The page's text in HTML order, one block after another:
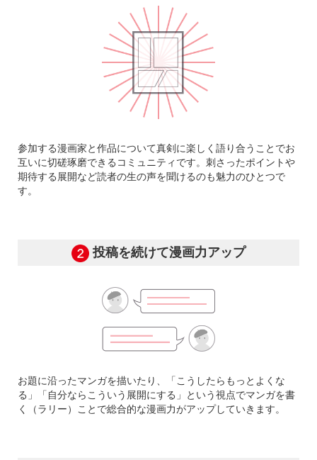
参加する漫画家と作品について真剣に楽しく語り合うことでお
互いに切磋琢磨できるコミュニティです。刺さったポイントや
期待する展開など読者の生の声を聞けるのも魅力のひとつで
す。
投稿を続けて漫画力アップ
お題に沿ったマンガを描いたり、「こうしたらもっとよくな
る」「自分ならこういう展開にする」という視点でマンガを書
く（ラリー）ことで総合的な漫画力がアップしていきます。